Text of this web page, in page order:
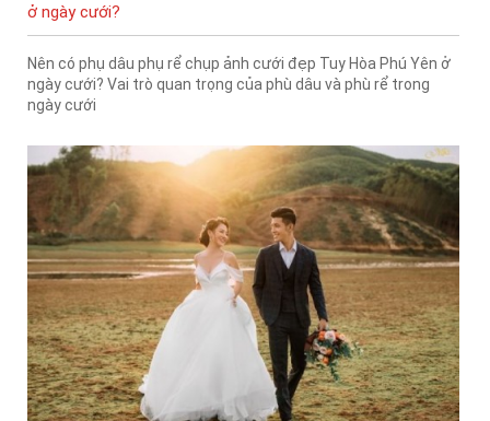
ở ngày cưới?
Nên có phụ dâu phụ rể chụp ảnh cưới đẹp Tuy Hòa Phú Yên ở
ngày cưới? Vai trò quan trọng của phù dâu và phù rể trong
ngày cưới